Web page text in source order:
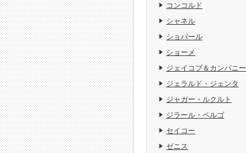
コンコルド
シャネル
ショパール
ショーメ
ジェイコブ＆カンパニー
ジェラルド・ジェンタ
ジャガー・ルクルト
ジラール・ペルゴ
セイコー
ゼニス